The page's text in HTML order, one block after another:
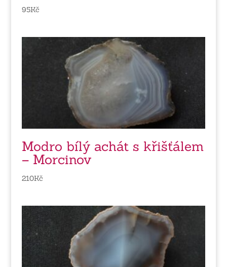
95Kč
Modro bílý achát s křišťálem
– Morcinov
210Kč